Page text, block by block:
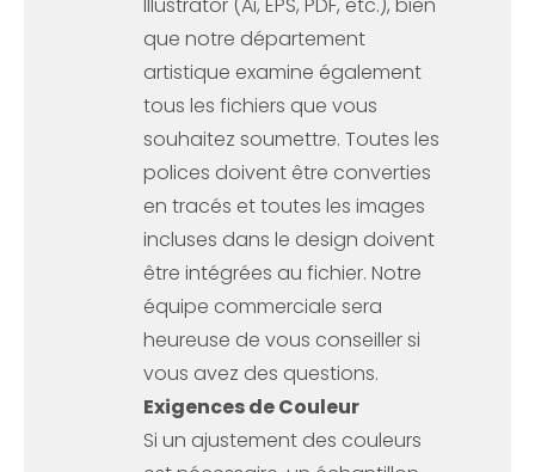
que notre département
artistique examine également
tous les fichiers que vous
souhaitez soumettre. Toutes les
polices doivent être converties
en tracés et toutes les images
incluses dans le design doivent
être intégrées au fichier. Notre
équipe commerciale sera
heureuse de vous conseiller si
vous avez des questions.
Exigences de Couleur
Si un ajustement des couleurs